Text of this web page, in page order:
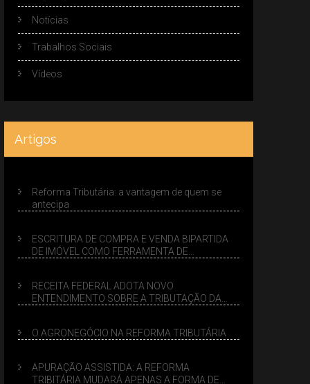
Notícias
Trabalhos Sociais
Vídeos
Artigos
Reforma Tributária: a vantagem de quem se
antecipa
ESCRITURA DE COMPRA E VENDA BIPARTIDA
DE IMÓVEL COMO FERRAMENTA DE
RECEITA FEDERAL ADOTA NOVO
ENTENDIMENTO SOBRE A TRIBUTAÇÃO DA
O AGRONEGÓCIO NA REFORMA TRIBUTÁRIA
APURAÇÃO ASSISTIDA: A REFORMA
TRIBITÁRIA MUDARÁ APENAS A FORMA DE